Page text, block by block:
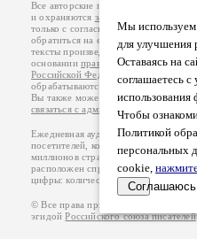
Мы
для улучшения
Оставаясь на
соглашаетесь с
использования
Чтобы
Политикой
персональных
cookie,
Соглашаюсь
Все авторские права на
и охраняются законом
.
только с согласия его автора, к
обратиться на его авторской
тексты произведений авторы несут
основанииправил публикациии
Российской Федерации
обрабатываются на основании
Вы также можете посмотреть
связаться с администрацией
Ежедневная аудитория портала
посетителей, которые в общей
миллионов страниц по данным
расположен справа от этого
цифры: количество просмотров и
© Все права принадлежат авторам,
эгидойРоссийского союза писателей